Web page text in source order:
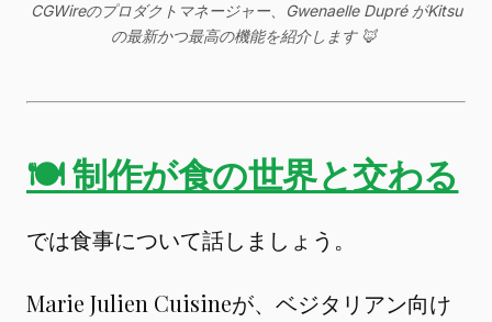
CGWireのプロダクトマネージャー、Gwenaelle Dupré がKitsu
の最新かつ最高の機能を紹介します 🦊
🍽 制作が食の世界と交わる
では食事について話しましょう。
Marie Julien Cuisineが、ベジタリアン向け